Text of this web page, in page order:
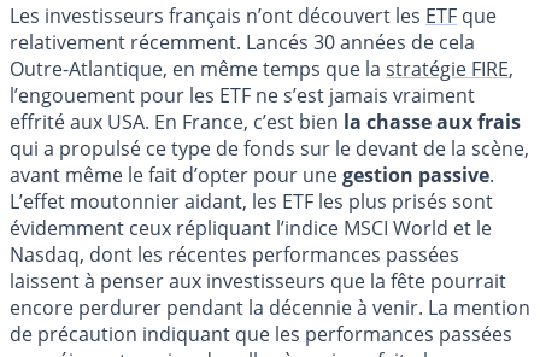
Les investisseurs français n’ont découvert les ETF que
relativement récemment. Lancés 30 années de cela
Outre-Atlantique, en même temps que la stratégie FIRE,
l’engouement pour les ETF ne s’est jamais vraiment
effrité aux USA. En France, c’est bien la chasse aux frais
qui a propulsé ce type de fonds sur le devant de la scène,
avant même le fait d’opter pour unegestion passive.
L’effet moutonnier aidant, les ETF les plus prisés sont
évidemment ceux répliquant l’indice MSCI World et le
Nasdaq, dont les récentes performances passées
laissent à penser aux investisseurs que la fête pourrait
encore perdurer pendant la décennie à venir. La mention
de précaution indiquant que les performances passées